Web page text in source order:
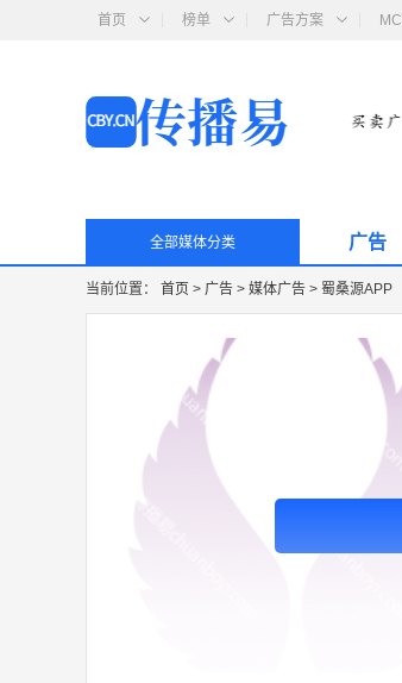
首页 榜单 广告方案
全部媒体分类 广告
当前位置： 首页 > 广告 > 媒体广告 > 蜀桑源APP